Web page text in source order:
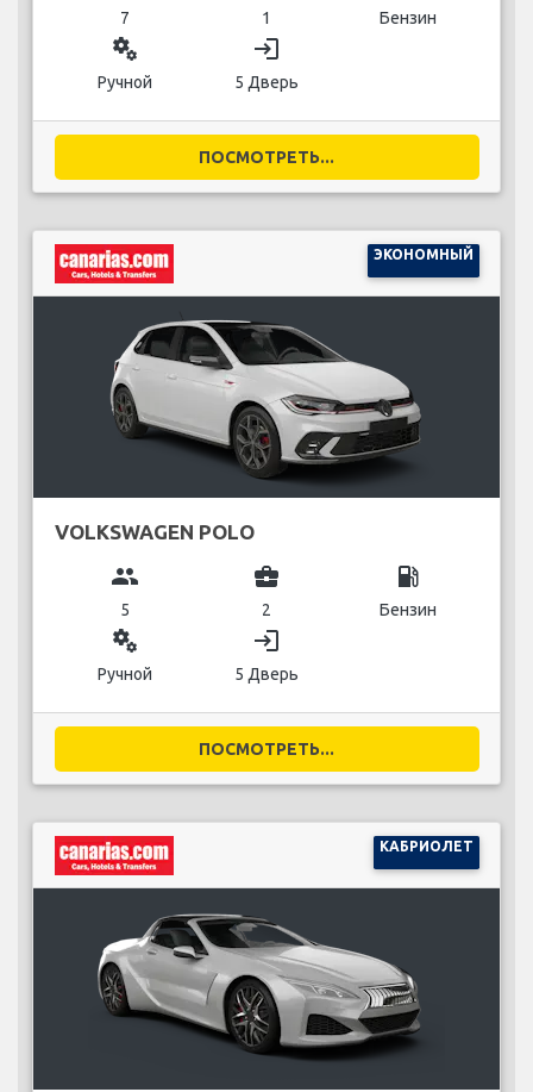
7 1 Бензин
miscellaneous_services
Ручной
login
5 Дверь
ПОСМОТРЕТЬ...
ЭКОНОМНЫЙ
VOLKSWAGEN POLO
group
5
business_center
2
local_gas_station
Бензин
miscellaneous_services
Ручной
login
5 Дверь
ПОСМОТРЕТЬ...
КАБРИОЛЕТ